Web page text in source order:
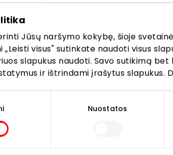
Jūsų naršymo kokybę, šioje
„Leisti visus" sutinkate naudoti visus
slapukus naudoti. Savo sutikimą
ir ištrindami įrašytus slapukus.
Nuostatos